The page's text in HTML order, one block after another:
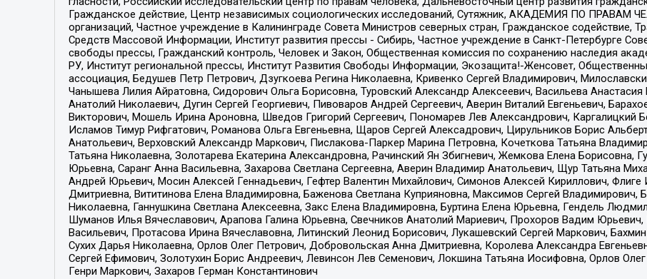
Гражданское действие, Центр независимых социологических исследований, Сутяжник, АКАДЕМИЯ ПО ПРАВАМ
организаций, Частное учреждение в Калининграде Совета Министров северных стран, Гражданское содействие,
Средств Массовой Информации, Институт развития прессы - Сибирь, Частное учреждение в Санкт-Петербурге
свободы прессы, Гражданский контроль, Человек и Закон, Общественная комиссия по сохранению наследия
РУ, Институт региональной прессы, Институт Развития Свободы Информации, Экозащита!-Женсовет,
ассоциация, Бедушев Петр Петрович, Дзугкоева Регина Николаевна, Кривенко Сергей Владимирович,
Чанышева Лилия Айратовна, Сидорович Ольга Борисовна, Туровский Александр Алексеевич, Васильева Анастасия
Анатолий Николаевич, Дугин Сергей Георгиевич, Пивоваров Андрей Сергеевич, Аверин Виталий Евгеньевич,
Викторович, Мошель Ирина Ароновна, Шведов Григорий Сергеевич, Пономарев Лев Александрович, Каргалицкий
Исламов Тимур Рифгатович, Романова Ольга Евгеньевна, Щаров Сергей Алексадрович, Цирульников Борис
Анатольевич, Верховский Александр Маркович, Пислакова-Паркер Марина Петровна, Кочеткова Татьяна
Татьяна Николаевна, Золотарева Екатерина Александровна, Рачинский Ян Збигневич, Жемкова Елена
Юрьевна, Саранг Анна Васильевна, Захарова Светлана Сергеевна, Аверин Владимир Анатольевич, Щур Татьяна
Андрей Юрьевич, Мосин Алексей Геннадьевич, Гефтер Валентин Михайлович, Симонов Алексей Кириллович,
Дмитриевна, Вититинова Елена Владимировна, Баженова Светлана Куприяновна, Максимов Сергей Владимирович,
Николаевна, Ганнушкина Светлана Алексеевна, Закс Елена Владимировна, Буртина Елена Юрьевна, Гендель
Шуманов Илья Вячеславович, Арапова Галина Юрьевна, Свечников Анатолий Мариевич, Прохоров Вадим
Васильевич, Протасова Ирина Вячеславовна, Литинский Леонид Борисович, Лукашевский Сергей Маркович,
Сухих Дарья Николаевна, Орлов Олег Петрович, Добровольская Анна Дмитриевна, Королева Александра
Сергей Ефимович, Золотухин Борис Андреевич, Левинсон Лев Семенович, Локшина Татьяна Иосифовна, Орлов
Генри Маркович, Захаров Герман Константинович